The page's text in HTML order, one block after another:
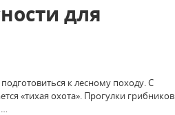
для
к лесному походу. С
«тихая охота». Прогулки грибников